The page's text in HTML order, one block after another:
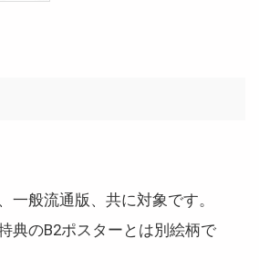
一般流通版、共に対象です。
典のB2ポスターとは別絵柄で